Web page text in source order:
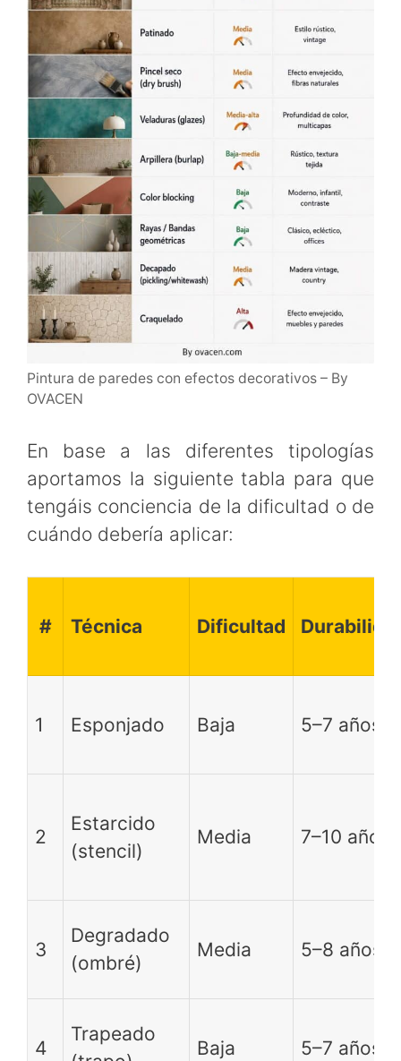
Pintura de paredes con efectos decorativos – By
OVACEN
En base a las diferentes tipologías
aportamos la siguiente tabla para que
tengáis conciencia de la dificultad o de
cuándo debería aplicar:
# Técnica Dificultad
1 Esponjado Baja 5–7 años
2
Estarcido
(stencil)
Media 7–10 años
3
Degradado
(ombré)
Media 5–8 años
4
Trapeado
Baja 5–7 años